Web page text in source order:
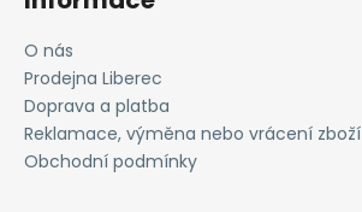
O nás
Prodejna Liberec
Doprava a platba
Reklamace, výměna nebo vrácení zboží
Obchodní podmínky